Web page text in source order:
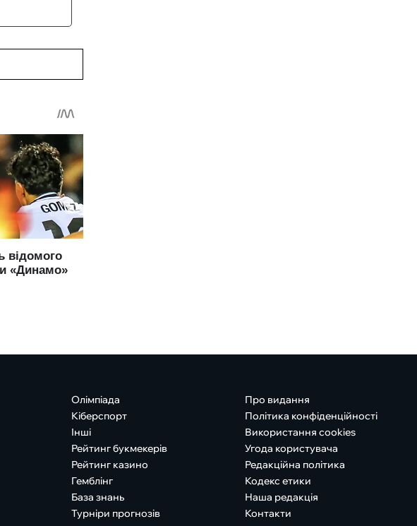
Олімпіада
Кіберспорт
Інші
Рейтинг букмекерів
Рейтинг казино
Гемблінг
База знань
Турніри прогнозів
Про видання
Політика конфіденційності
Використання cookies
Угода користувача
Редакційна політика
Кодекс етики
Наша редакція
Контакти